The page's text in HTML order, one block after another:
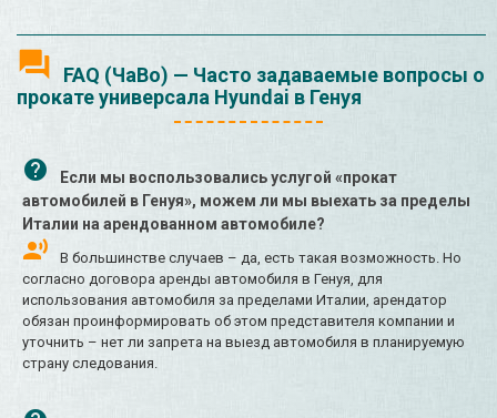
FAQ (ЧаВо) — Часто задаваемые вопросы о
прокате универсала Hyundai в Генуя
Если мы воспользовались услугой «прокат
автомобилей в Генуя», можем ли мы выехать за пределы
Италии на арендованном автомобиле?
В большинстве случаев – да, есть такая возможность. Но
согласно договора аренды автомобиля в Генуя, для
использования автомобиля за пределами Италии, арендатор
обязан проинформировать об этом представителя компании и
уточнить – нет ли запрета на выезд автомобиля в планируемую
страну следования.